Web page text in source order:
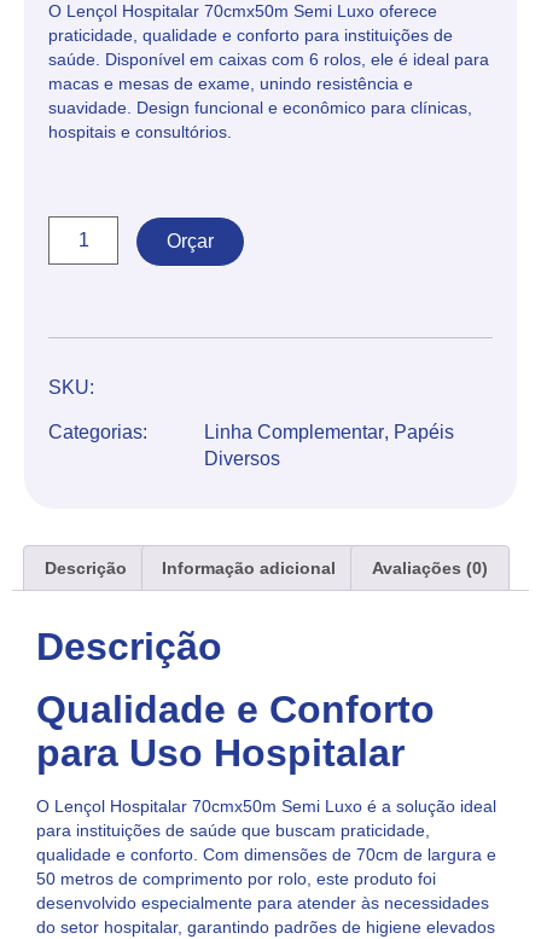
O Lençol Hospitalar 70cmx50m Semi Luxo oferece
praticidade, qualidade e conforto para instituições de
saúde. Disponível em caixas com 6 rolos, ele é ideal para
macas e mesas de exame, unindo resistência e
suavidade. Design funcional e econômico para clínicas,
hospitais e consultórios.
Orçar
SKU:
Categorias: Linha Complementar, Papéis
Diversos
Descrição Informação adicional Avaliações (0)
Descrição
Qualidade e Conforto
para Uso Hospitalar
O Lençol Hospitalar 70cmx50m Semi Luxo é a solução ideal
para instituições de saúde que buscam praticidade,
qualidade e conforto. Com dimensões de 70cm de largura e
50 metros de comprimento por rolo, este produto foi
desenvolvido especialmente para atender às necessidades
do setor hospitalar, garantindo padrões de higiene elevados